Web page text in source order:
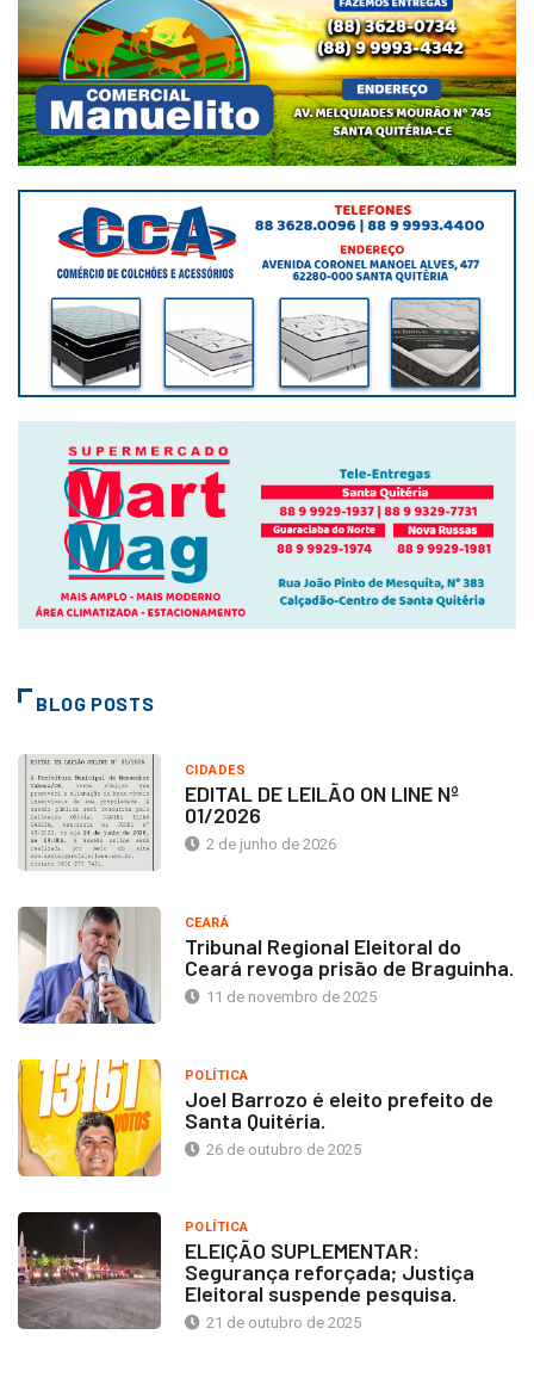
BLOG POSTS
CIDADES
EDITAL DE LEILÃO ON LINE Nº
01/2026
2 de junho de 2026
CEARÁ
Tribunal Regional Eleitoral do
Ceará revoga prisão de Braguinha.
11 de novembro de 2025
POLÍTICA
Joel Barrozo é eleito prefeito de
Santa Quitéria.
26 de outubro de 2025
POLÍTICA
ELEIÇÃO SUPLEMENTAR:
Segurança reforçada; Justiça
Eleitoral suspende pesquisa.
21 de outubro de 2025